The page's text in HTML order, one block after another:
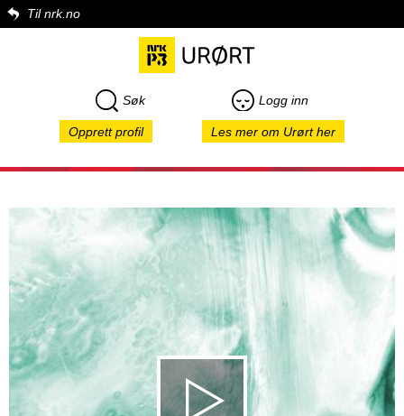
Til nrk.no
Søk Logg inn
Opprett profil Les mer om Urørt her